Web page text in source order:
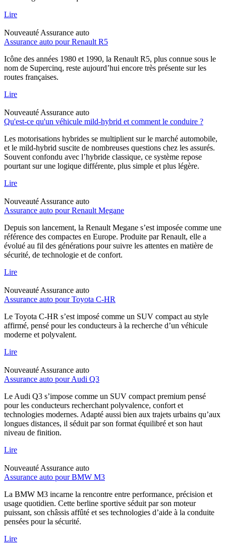
Lire
Nouveauté Assurance auto
Assurance auto pour Renault R5
Icône des années 1980 et 1990, la Renault R5, plus connue sous le
nom de Supercinq, reste aujourd’hui encore très présente sur les
routes françaises.
Lire
Nouveauté Assurance auto
Qu'est-ce qu'un véhicule mild-hybrid et comment le conduire ?
Les motorisations hybrides se multiplient sur le marché automobile,
et le mild-hybrid suscite de nombreuses questions chez les assurés.
Souvent confondu avec l’hybride classique, ce système repose
pourtant sur une logique différente, plus simple et plus légère.
Lire
Nouveauté Assurance auto
Assurance auto pour Renault Megane
Depuis son lancement, la Renault Megane s’est imposée comme une
référence des compactes en Europe. Produite par Renault, elle a
évolué au fil des générations pour suivre les attentes en matière de
sécurité, de technologie et de confort.
Lire
Nouveauté Assurance auto
Assurance auto pour Toyota C-HR
Le Toyota C-HR s’est imposé comme un SUV compact au style
affirmé, pensé pour les conducteurs à la recherche d’un véhicule
moderne et polyvalent.
Lire
Nouveauté Assurance auto
Assurance auto pour Audi Q3
Le Audi Q3 s’impose comme un SUV compact premium pensé
pour les conducteurs recherchant polyvalence, confort et
technologies modernes. Adapté aussi bien aux trajets urbains qu’aux
longues distances, il séduit par son format équilibré et son haut
niveau de finition.
Lire
Nouveauté Assurance auto
Assurance auto pour BMW M3
La BMW M3 incarne la rencontre entre performance, précision et
usage quotidien. Cette berline sportive séduit par son moteur
puissant, son châssis affûté et ses technologies d’aide à la conduite
pensées pour la sécurité.
Lire